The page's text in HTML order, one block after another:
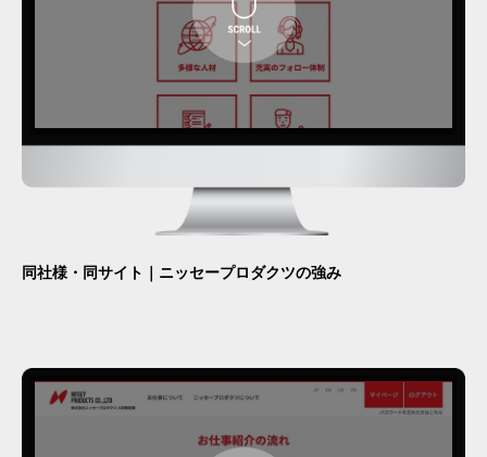
同社様・同サイト｜ニッセープロダクツの強み